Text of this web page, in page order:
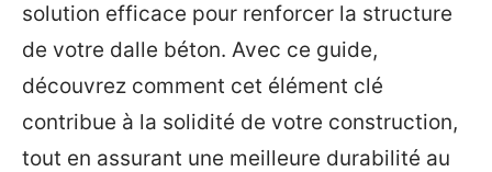
solution efficace pour renforcer la structure
de votre dalle béton. Avec ce guide,
découvrez comment cet élément clé
contribue à la solidité de votre construction,
tout en assurant une meilleure durabilité au